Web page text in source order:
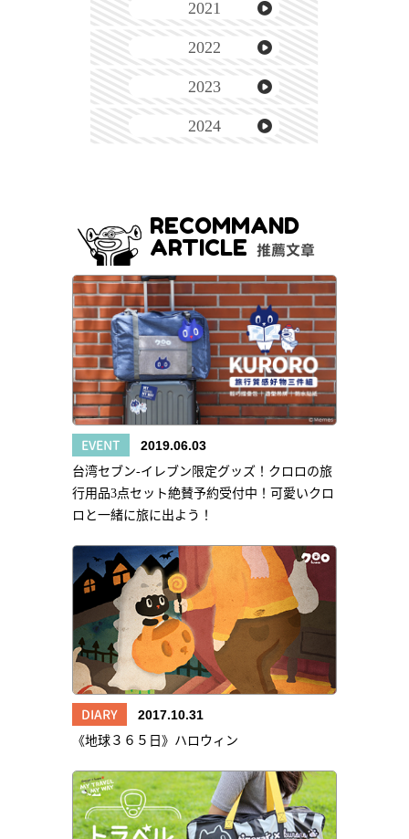
2021
2022
2023
2024
RECOMMAND
ARTICLE 推薦文章
EVENT 2019.06.03
台湾セブン‐イレブン限定グッズ！クロロの旅
行用品3点セット絶賛予約受付中！可愛いクロ
ロと一緒に旅に出よう！
DIARY 2017.10.31
《地球３６５日》ハロウィン